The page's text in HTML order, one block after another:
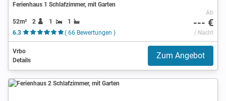
Ferienhaus 1 Schlafzimmer, mit Garten
52m² 2 1
1
6.3
( 66 Bewertungen )
Ab
--- €
/ Nacht
Vrbo
Details
Zum Angebot